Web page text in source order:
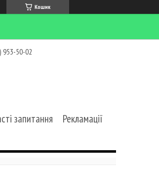
Кошик
953-50-02
запитання
Рекламації